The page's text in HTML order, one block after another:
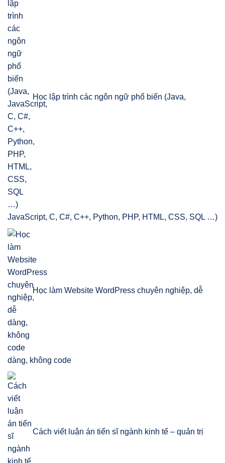
Học lập trình các ngôn ngữ phổ biến (Java,
JavaScript, C, C#, C++, Python, PHP, HTML, CSS, SQL …)
Học làm Website WordPress chuyên nghiệp, dễ
dàng, không code
Cách viết luận án tiến sĩ ngành kinh tế – quản trị